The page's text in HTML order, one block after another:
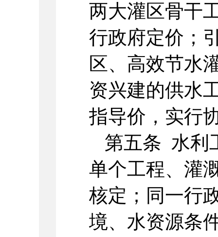
两大灌区骨干
行政府定价；
区、高效节水
资兴建的供水
指导价，实行
第五条 水利
单个工程、灌
核定；同一行
境、水资源条